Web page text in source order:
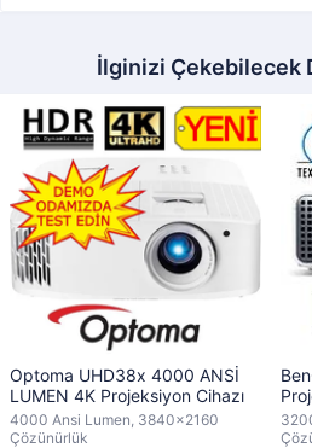
İlginizi Çekebilecek
Optoma UHD38x 4000 ANSİ
LUMEN 4K Projeksiyon Cihazı
4000 Ansi Lumen, 3840x2160
Çözünürlük